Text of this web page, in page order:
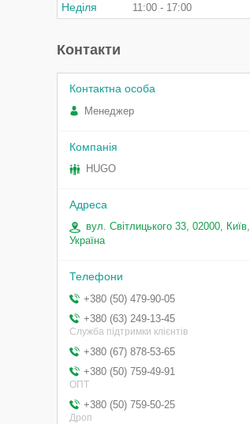
Неділя 11:00 17:00
Контакти
Менеджер
HUGO
вул. Світлицького 33, 02000, Київ,
Україна
+380 (50) 479-90-05
+380 (63) 249-13-45
Служба підтримки клієнтів
+380 (67) 878-53-65
+380 (50) 759-49-91
ОПТ
+380 (50) 759-50-25
Дроп